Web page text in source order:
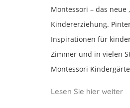
Montessori – das neue
Kindererziehung.
Inspirationen für
Zimmer und in vielen
Montessori
Lesen Sie hier weiter